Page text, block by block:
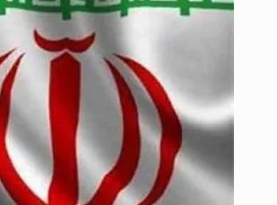
UNIDOS
IRÁN
TIENEN
LISTO
UN
TEXTO
FINAL
PARA
ACUERDO
DE